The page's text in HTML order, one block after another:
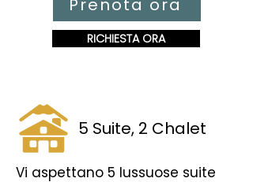
Prenota ora
RICHIESTA ORA
5 Suite, 2 Chalet
Vi aspettano 5 lussuose suite